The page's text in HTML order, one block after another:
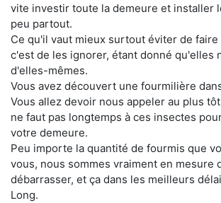
vite investir toute la demeure et installer
peu partout.
Ce qu'il vaut mieux surtout éviter de
c'est de les ignorer, étant donné qu'elles
d'elles-mêmes.
Vous avez découvert une fourmilière
Vous allez devoir nous appeler au plus
ne faut pas longtemps à ces insectes
votre demeure.
Peu importe la quantité de fourmis que
vous, nous sommes vraiment en mesure
débarrasser, et ça dans les meilleurs
Long.